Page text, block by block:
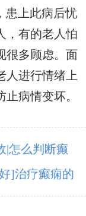
患上此病后忧
，有的老人怕
很多顾虑。面
人进行情绪上
病情变坏。
|怎么判断癫
]治疗癫痫的